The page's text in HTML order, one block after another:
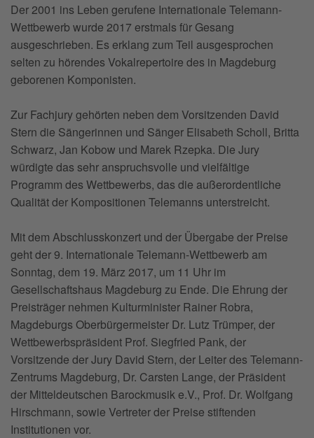
Der 2001 ins Leben gerufene Internationale Telemann-
Wettbewerb wurde 2017 erstmals für Gesang
ausgeschrieben. Es erklang zum Teil ausgesprochen
selten zu hörendes Vokalrepertoire des in Magdeburg
geborenen Komponisten.
Zur Fachjury gehörten neben dem Vorsitzenden David
Stern die Sängerinnen und Sänger Elisabeth Scholl, Britta
Schwarz, Jan Kobow und Marek Rzepka. Die Jury
würdigte das sehr anspruchsvolle und vielfältige
Programm des Wettbewerbs, das die außerordentliche
Qualität der Kompositionen Telemanns unterstreicht.
Mit dem Abschlusskonzert und der Übergabe der Preise
geht der 9. Internationale Telemann-Wettbewerb am
Sonntag, dem 19. März 2017, um 11 Uhr im
Gesellschaftshaus Magdeburg zu Ende. Die Ehrung der
Preisträger nehmen Kulturminister Rainer Robra,
Magdeburgs Oberbürgermeister Dr. Lutz Trümper, der
Wettbewerbspräsident Prof. Siegfried Pank, der
Vorsitzende der Jury David Stern, der Leiter des Telemann-
Zentrums Magdeburg, Dr. Carsten Lange, der Präsident
der Mitteldeutschen Barockmusik e.V., Prof. Dr. Wolfgang
Hirschmann, sowie Vertreter der Preise stiftenden
Institutionen vor.